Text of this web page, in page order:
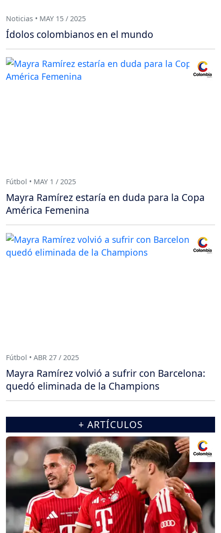
Noticias • MAY 15 / 2025
Ídolos colombianos en el mundo
Fútbol • MAY 1 / 2025
Mayra Ramírez estaría en duda para la Copa
América Femenina
Fútbol • ABR 27 / 2025
Mayra Ramírez volvió a sufrir con Barcelona:
quedó eliminada de la Champions
+ ARTÍCULOS